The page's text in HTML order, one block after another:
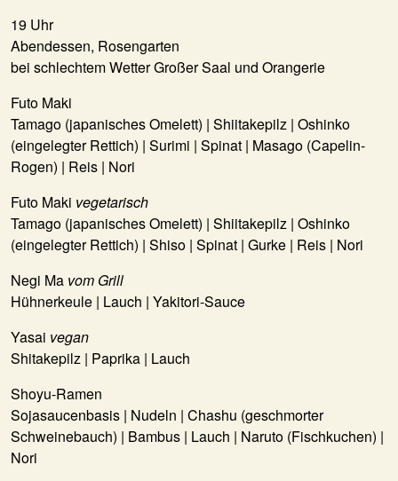
19 Uhr
Abendessen, Rosengarten
bei schlechtem Wetter Großer Saal und Orangerie
Futo Maki
Tamago (japanisches Omelett) | Shiitakepilz | Oshinko
(eingelegter Rettich) | Surimi | Spinat | Masago (Capelin-
Rogen) | Reis | Nori
Futo Maki vegetarisch
Tamago (japanisches Omelett) | Shiitakepilz | Oshinko
(eingelegter Rettich) | Shiso | Spinat | Gurke | Reis | Nori
Negi Ma vom Grill
Hühnerkeule | Lauch | Yakitori-Sauce
Yasai vegan
Shitakepilz | Paprika | Lauch
Shoyu-Ramen
Sojasaucenbasis | Nudeln | Chashu (geschmorter
Schweinebauch) | Bambus | Lauch | Naruto (Fischkuchen) |
Nori